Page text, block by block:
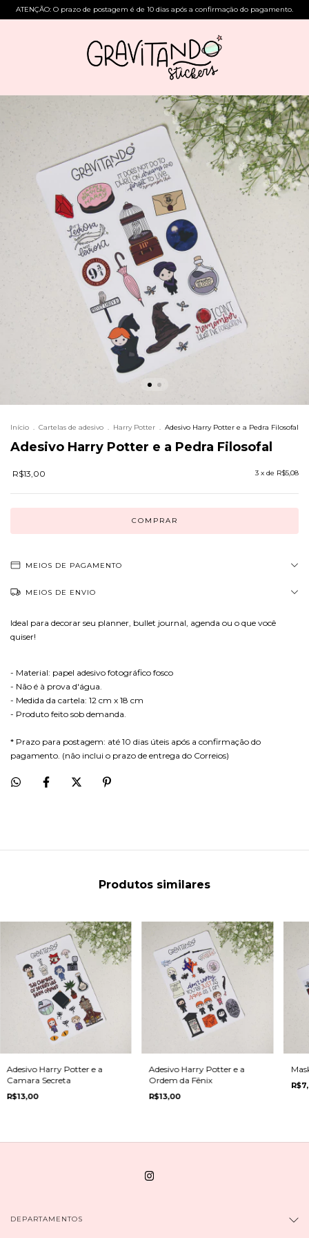
ATENÇÃO: O prazo de postagem é de 10 dias após a confirmação do pagamento.
Início . Cartelas de adesivo . Harry Potter . Adesivo Harry Potter e a Pedra Filosofal
Adesivo Harry Potter e a Pedra Filosofal
R$13,00 3 x de R$5,08
MEIOS DE PAGAMENTO
MEIOS DE ENVIO
Ideal para decorar seu planner, bullet journal, agenda ou o que você
quiser!
- Material: papel adesivo fotográfico fosco
- Não é à prova d'água.
- Medida da cartela: 12 cm x 18 cm
- Produto feito sob demanda.
* Prazo para postagem: até 10 dias úteis após a confirmação do
pagamento. (não inclui o prazo de entrega do Correios)
Produtos similares
Adesivo Harry Potter e a
Camara Secreta
R$13,00
Adesivo Harry Potter e a
Ordem da Fênix
R$13,00
DEPARTAMENTOS